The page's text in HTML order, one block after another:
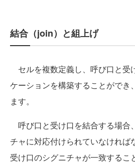
結合（join）と組上げ
セルを複数定義し、呼び口と受
ケーションを構築することができ
ます。
呼び口と受け口を結合する場合
チャに対応付けられていなければ
受け口のシグニチャが一致するこ